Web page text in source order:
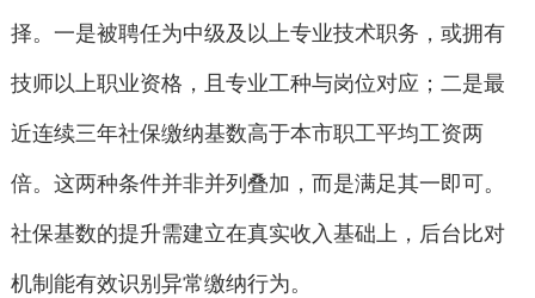
择。一是被聘任为中级及以上专业技术职务，或拥有
技师以上职业资格，且专业工种与岗位对应；二是最
近连续三年社保缴纳基数高于本市职工平均工资两
倍。这两种条件并非并列叠加，而是满足其一即可。
社保基数的提升需建立在真实收入基础上，后台比对
机制能有效识别异常缴纳行为。